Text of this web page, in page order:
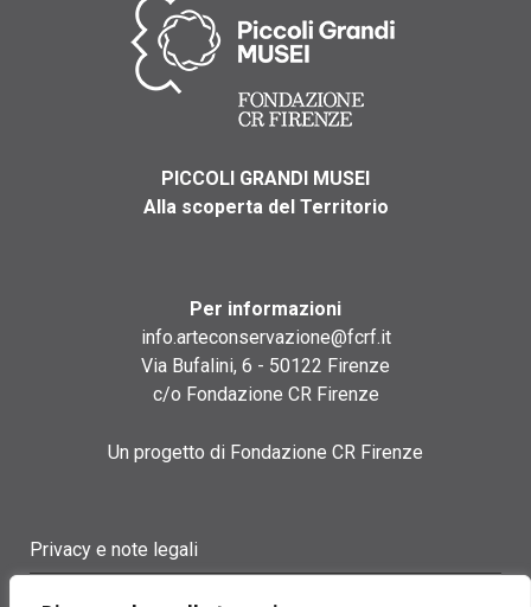
PICCOLI GRANDI MUSEI
Alla scoperta del Territorio
Per informazioni
info.arteconservazione@fcrf.it
Via Bufalini, 6 - 50122 Firenze
c/o Fondazione CR Firenze
Un progetto di Fondazione CR Firenze
Privacy e note legali